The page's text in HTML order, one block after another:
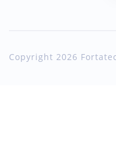
Copyright 2026